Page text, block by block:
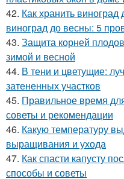
42. Как хранить
виноград до весны: 5
43. Защита корней
зимой и весной
44. В тени и цветущие:
затененных участков
45. Правильное время
советы и рекомендации
46. Какую температуру
выращивания и ухода
47. Как спасти капусту
способы и советы